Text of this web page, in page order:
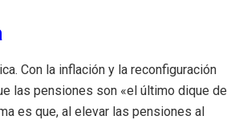
Con la inflación y la reconfiguración
las pensiones son «el último dique de
es que, al elevar las pensiones al